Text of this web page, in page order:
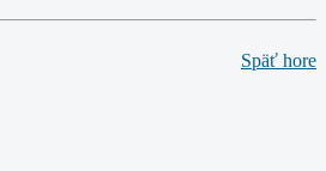
Späť hore